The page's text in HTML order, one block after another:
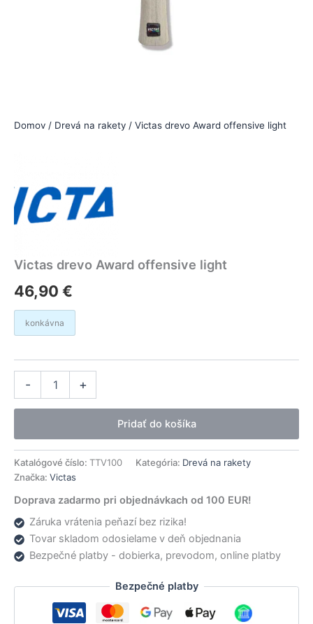
Domov / Drevá na rakety / Victas drevo Award offensive light
Victas drevo Award offensive light
46,90 €
konkávna
- +
Pridať do košíka
Katalógové číslo: TTV100 Kategória: Drevá na rakety
Značka: Victas
Doprava zadarmo pri objednávkach od 100 EUR!
Záruka vrátenia peňazí bez rizika!
Tovar skladom odosielame v deň objednania
Bezpečné platby - dobierka, prevodom, online platby
Bezpečné platby